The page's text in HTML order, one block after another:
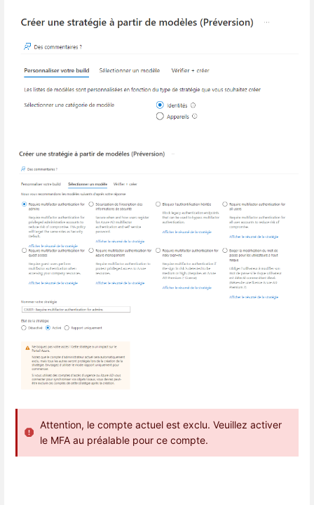
Attention, le compte actuel est exclu. Veuillez activer
le MFA au préalable pour ce compte.